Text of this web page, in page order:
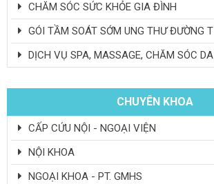
CHĂM SÓC SỨC KHỎE GIA ĐÌNH
GÓI TẦM SOÁT SỚM UNG THƯ ĐƯỜNG
DỊCH VỤ SPA, MASSAGE, CHĂM SÓC DA
CHUYÊN KHOA
CẤP CỨU NỘI - NGOẠI VIỆN
NỘI KHOA
NGOẠI KHOA - PT. GMHS